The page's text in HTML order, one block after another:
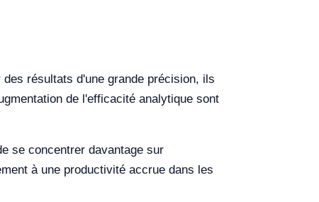
résultats d'une grande précision, ils
de l'efficacité analytique sont
se concentrer davantage sur
à une productivité accrue dans les